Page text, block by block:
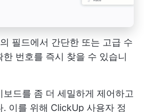
필드에서 간단한 또는 고급 수
번호를 즉시 찾을 수 있습니
드를 좀 더 세밀하게 제어하고
. 이를 위해 ClickUp 사용자 정